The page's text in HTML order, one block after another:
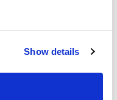
Show details